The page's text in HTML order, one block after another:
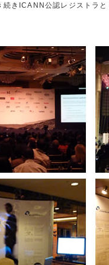
きICANN公認レジストラ